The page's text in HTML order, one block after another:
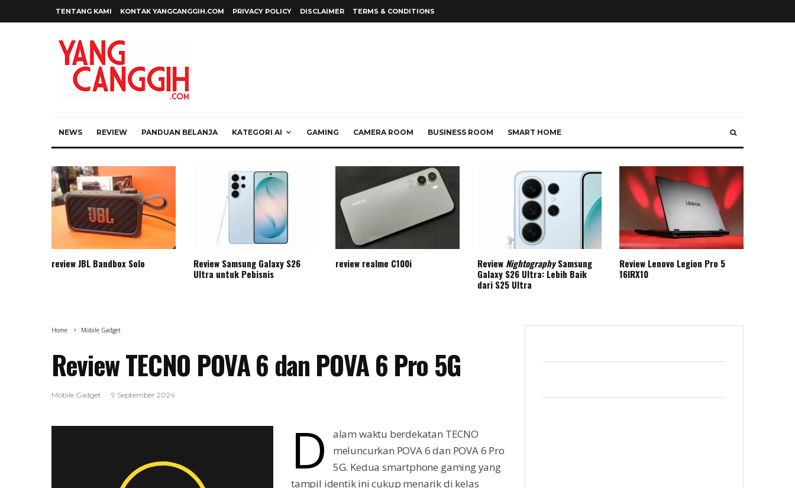
TENTANG KAMI KONTAK YANGCANGGIH.COM PRIVACY POLICY DISCLAIMER TERMS & CONDITIONS
NEWS REVIEW PANDUAN BELANJA KATEGORI AI GAMING CAMERA ROOM BUSINESS ROOM SMART HOME
review JBL Bandbox Solo
Review Samsung Galaxy S26
Ultra untuk Pebisnis
review realme C100i Review NightographySamsung
Galaxy S26 Ultra: Lebih Baik
dari S25 Ultra
Review Lenovo Legion Pro 5
16IRX10
Home Mobile Gadget
Review TECNO POVA 6 dan POVA 6 Pro 5G
Mobile Gadget · 9 September 2024
D
alam waktu berdekatan TECNO
meluncurkan POVA 6 dan POVA 6 Pro
5G. Kedua smartphone gaming yang
tampil identik ini cukup menarik di kelas